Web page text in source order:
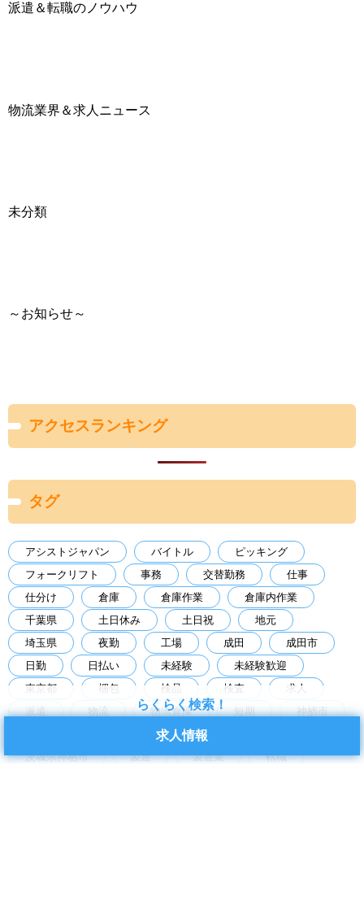
派遣＆転職のノウハウ
物流業界＆求人ニュース
未分類
～お知らせ～
アクセスランキング
タグ
アシストジャパン バイトル
ピッキング
フォークリフト
事務 交替勤務
仕事
仕分け
倉庫 倉庫作業
倉庫内作業
千葉県
土日休み 土日祝
地元
埼玉県
夜勤 工場 成田
成田市
日勤
日払い 未経験
未経験歓迎
東京都
梱包 検品 検査
求人
派遣
物流 物流倉庫 短期
神栖市
経験者歓迎
茨城県
茨城県神栖市
製造 製造業
転職
らくらく検索！
求人情報